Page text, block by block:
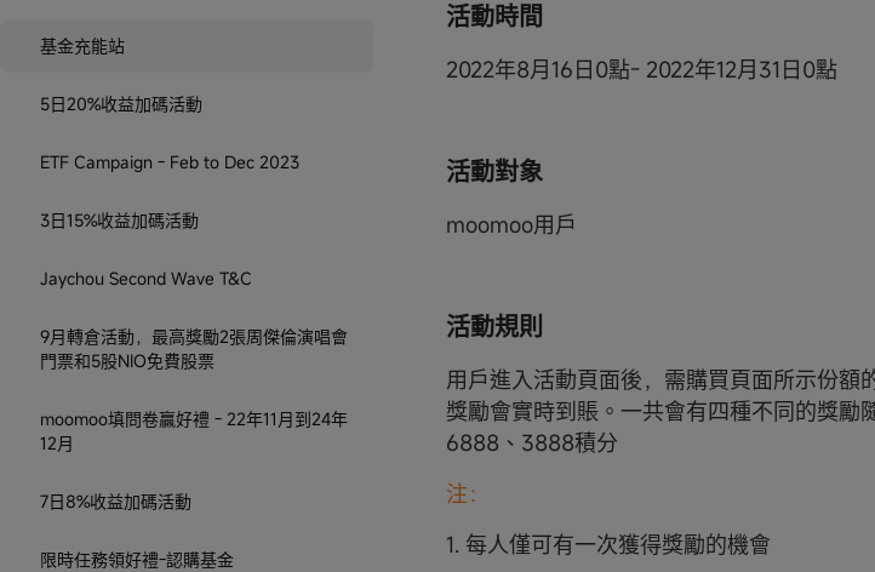
基金充能站
5日20%收益加碼活動
ETF Campaign - Feb to Dec 2023
3日15%收益加碼活動
Jaychou Second Wave T&C
9月轉倉活動，最高獎勵2張周傑倫演唱會
門票和5股NIO免費股票
moomoo填問卷贏好禮 - 22年11月到24年
12月
7日8%收益加碼活動
限時任務領好禮-認購基金
活動時間
2022年8月16日0點- 2022年12月31日0點
活動對象
moomoo用戶
活動規則
用戶進入活動頁面後，需購買頁面所示份額
獎勵會實時到賬。一共會有四種不同的獎勵
6888、3888積分
注：
1. 每人僅可有一次獲得獎勵的機會